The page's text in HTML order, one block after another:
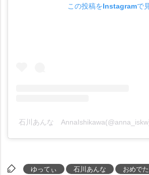
この投稿をInstagramで
石川あんな
ゆってぃ 石川あんな おめでた